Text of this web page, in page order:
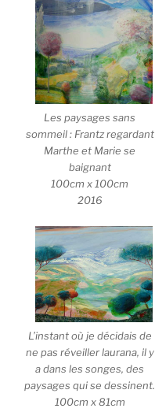
Les paysages sans
sommeil : Frantz regardant
Marthe et Marie se
baignant
100cm x 100cm
2016
L’instant où je décidais de
ne pas réveiller laurana, il y
a dans les songes, des
paysages qui se dessinent.
100cm x 81cm